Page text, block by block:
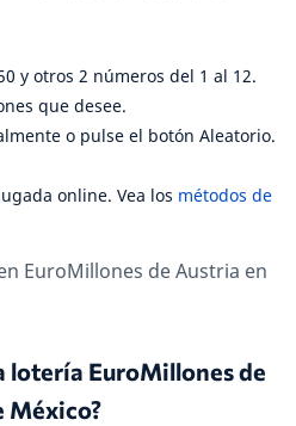
y otros 2 números del 1 al 12.
que desee.
o pulse el botón Aleatorio.
online. Vea los métodos de
EuroMillones de Austria en
lotería EuroMillones de
México?